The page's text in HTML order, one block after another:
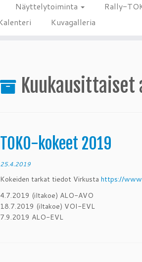
Näyttelytoiminta Rally-
Kuvagalleria
TOKO-kokeet 2019
25.4.2019
Kokeiden tarkat tiedot Virkusta https://
4.7.2019 (iltakoe) ALO-AVO
18.7.2019 (iltakoe) VOI-EVL
7.9.2019 ALO-EVL